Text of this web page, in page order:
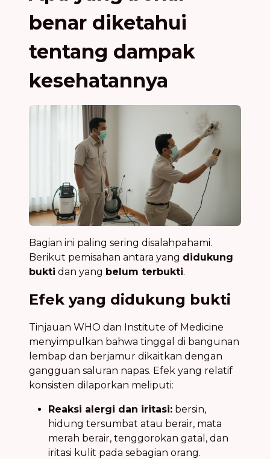
benar diketahui
tentang dampak
kesehatannya
Bagian ini paling sering disalahpahami.
Berikut pemisahan antara yang didukung
bukti dan yang belum terbukti.
Efek yang didukung bukti
Tinjauan WHO dan Institute of Medicine
menyimpulkan bahwa tinggal di bangunan
lembap dan berjamur dikaitkan dengan
gangguan saluran napas. Efek yang relatif
konsisten dilaporkan meliputi:
Reaksi alergi dan iritasi: bersin,
hidung tersumbat atau berair, mata
merah berair, tenggorokan gatal, dan
iritasi kulit pada sebagian orang.